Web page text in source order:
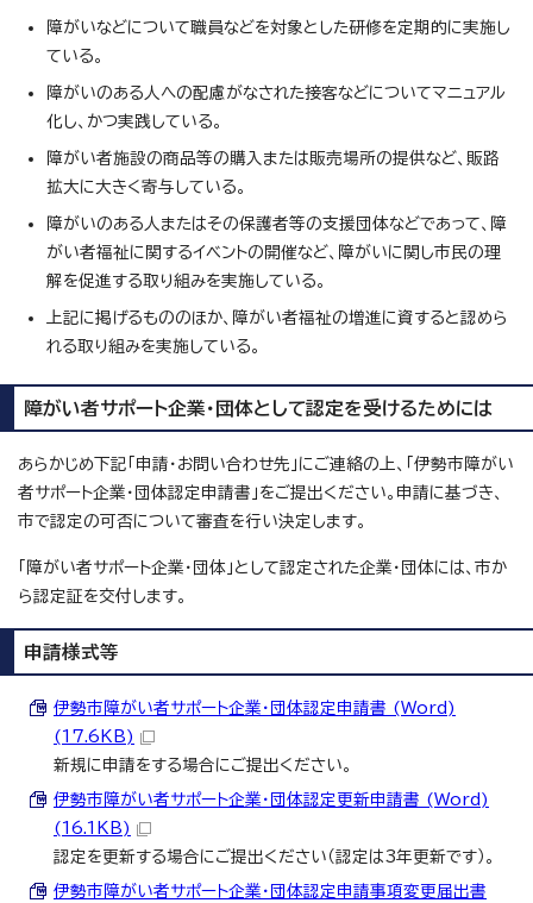
障がいなどについて職員などを対象とした研修を定期的に実施し
ている。
障がいのある人への配慮がなされた接客などについてマニュアル
化し、かつ実践している。
障がい者施設の商品等の購入または販売場所の提供など、販路
拡大に大きく寄与している。
障がいのある人またはその保護者等の支援団体などであって、障
がい者福祉に関するイベントの開催など、障がいに関し市民の理
解を促進する取り組みを実施している。
上記に掲げるもののほか、障がい者福祉の増進に資すると認めら
れる取り組みを実施している。
障がい者サポート企業・団体として認定を受けるためには
あらかじめ下記「申請・お問い合わせ先」にご連絡の上、「伊勢市障がい
者サポート企業・団体認定申請書」をご提出ください。申請に基づき、
市で認定の可否について審査を行い決定します。
「障がい者サポート企業・団体」として認定された企業・団体には、市か
ら認定証を交付します。
申請様式等
伊勢市障がい者サポート企業・団体認定申請書 (Word)
(17.6KB)
新規に申請をする場合にご提出ください。
伊勢市障がい者サポート企業・団体認定更新申請書 (Word)
(16.1KB)
認定を更新する場合にご提出ください（認定は3年更新です）。
伊勢市障がい者サポート企業・団体認定申請事項変更届出書